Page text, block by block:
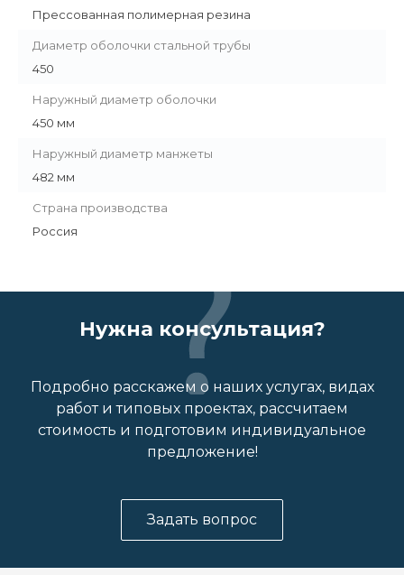
Прессованная полимерная резина
Диаметр оболочки стальной трубы
450
Наружный диаметр оболочки
450 мм
Наружный диаметр манжеты
482 мм
Страна производства
Россия
Нужна консультация?
Подробно расскажем о наших услугах, видах
работ и типовых проектах, рассчитаем
стоимость и подготовим индивидуальное
предложение!
Задать вопрос